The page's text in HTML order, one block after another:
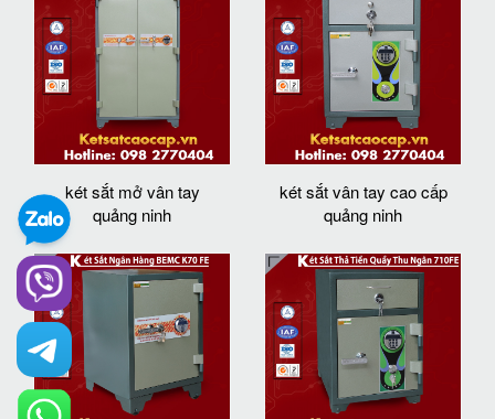
két sắt mở vân tay
quảng ninh
két sắt vân tay cao cấp
quảng ninh